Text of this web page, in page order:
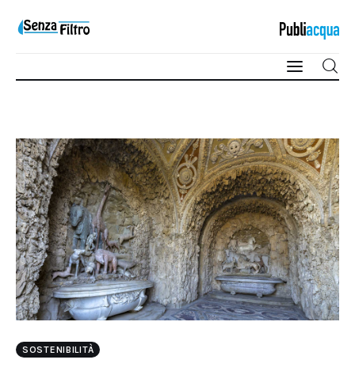
Sostenibilità
Innovazione
Sicurezza e Legalità
SOSTENIBILITÀ